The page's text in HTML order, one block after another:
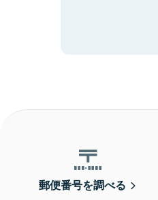
郵便番号を調べる